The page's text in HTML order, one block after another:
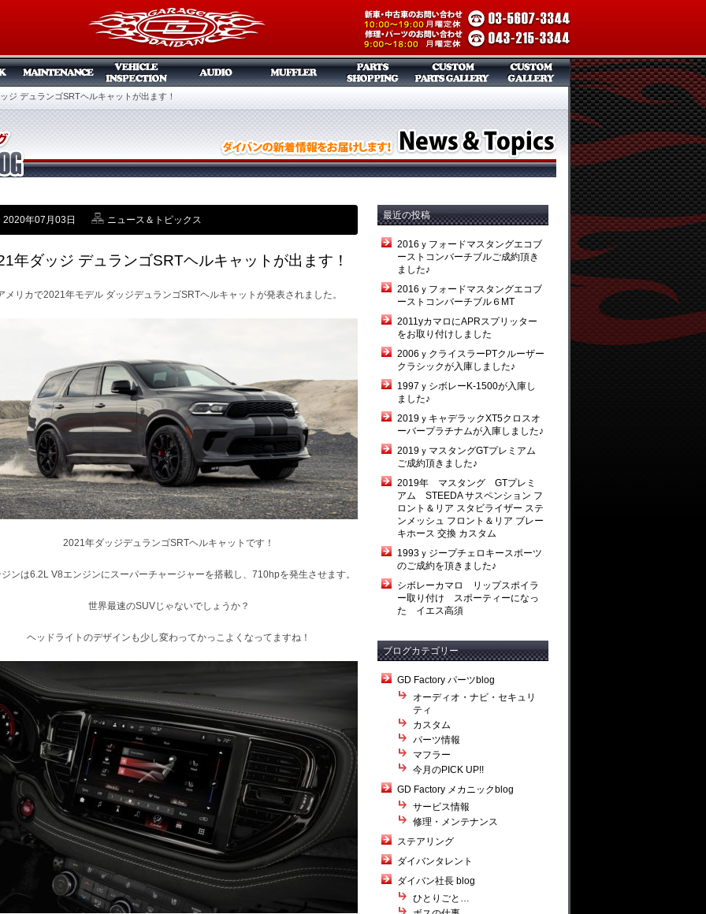
ジ デュランゴSRTヘルキャットが出ます！
2020年07月03日 ニュース＆トピックス
年ダッジ デュランゴSRTヘルキャットが出ます！
メリカで2021年モデル ダッジデュランゴSRTヘルキャットが発表されました。
2021年ダッジデュランゴSRTヘルキャットです！
ンは6.2L V8エンジンにスーパーチャージャーを搭載し、710hpを発生させます。
世界最速のSUVじゃないでしょうか？
ヘッドライトのデザインも少し変わってかっこよくなってますね！
最近の投稿
2016ｙフォードマスタングエコブ
ーストコンバーチブルご成約頂き
ました♪
2016ｙフォードマスタングエコブ
ーストコンバーチブル６MT
2011yカマロにAPRスプリッター
をお取り付けしました
2006ｙクライスラーPTクルーザー
クラシックが入庫しました♪
1997ｙシボレーK-1500が入庫し
ました♪
2019ｙキャデラックXT5クロスオ
ーバープラチナムが入庫しました♪
2019ｙマスタングGTプレミアム
ご成約頂きました♪
2019年 マスタング GTプレミ
アム STEEDA サスペンション フ
ロント＆リア スタビライザー ステ
ンメッシュ フロント＆リア ブレー
キホース 交換 カスタム
1993ｙジープチェロキースポーツ
のご成約を頂きました♪
シボレーカマロ リップスポイラ
ー取り付け スポーティーになっ
た イエス高須
ブログカテゴリー
GD Factory パーツblog
オーディオ・ナビ・セキュリ
ティ
カスタム
パーツ情報
マフラー
今月のPICK UP!!
GD Factory メカニックblog
サービス情報
修理・メンテナンス
ステアリング
ダイバンタレント
ダイバン社長 blog
ひとりごと…